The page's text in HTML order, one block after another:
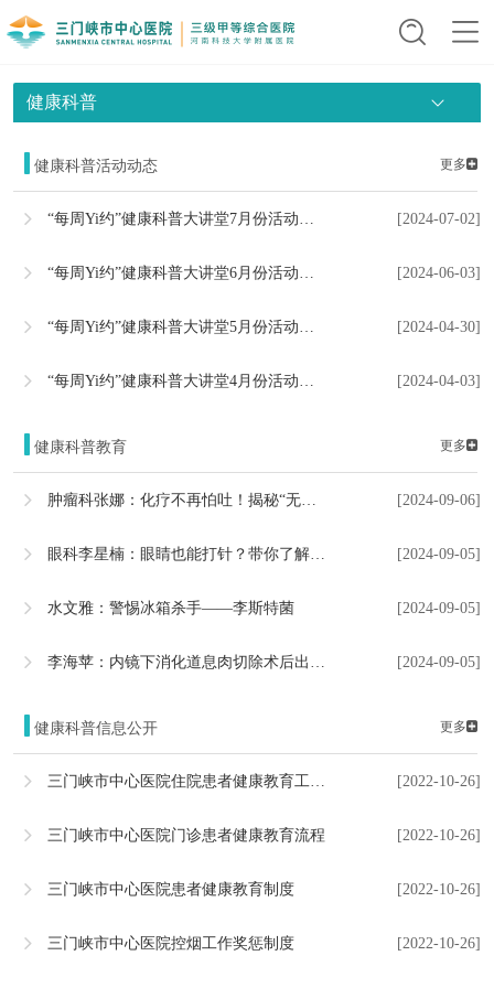
健康科普
更多
健康科普活动动态
“每周Yi约”健康科普大讲堂7月份活动预告，请查收~ [2024-07-02]
“每周Yi约”健康科普大讲堂6月份活动预告，请查收~ [2024-06-03]
“每周Yi约”健康科普大讲堂5月份活动预告，请查收~ [2024-04-30]
“每周Yi约”健康科普大讲堂4月份活动预告，请查收~ [2024-04-03]
更多
健康科普教育
肿瘤科张娜：化疗不再怕吐！揭秘“无呕病房”的守护秘密 [2024-09-06]
眼科李星楠：眼睛也能打针？带你了解玻璃体腔注药术 [2024-09-05]
水文雅：警惕冰箱杀手——李斯特菌 [2024-09-05]
李海苹：内镜下消化道息肉切除术后出血的危险因素及注意事项 [2024-09-05]
更多
健康科普信息公开
三门峡市中心医院住院患者健康教育工作流程 [2022-10-26]
三门峡市中心医院门诊患者健康教育流程 [2022-10-26]
三门峡市中心医院患者健康教育制度 [2022-10-26]
三门峡市中心医院控烟工作奖惩制度 [2022-10-26]